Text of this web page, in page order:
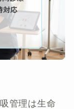
管理は生命